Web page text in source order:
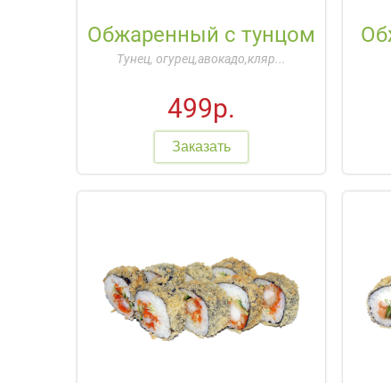
Обжаренный с тунцом
Тунец, огурец,авокадо,кляр...
499р.
Заказать